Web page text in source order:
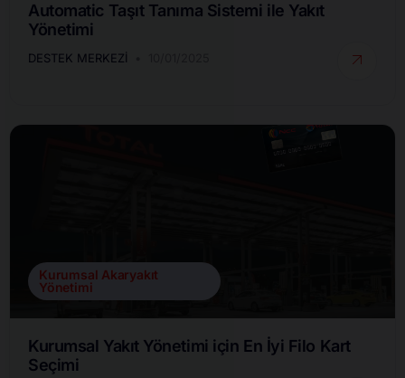
Automatic Taşıt Tanıma Sistemi ile Yakıt
Yönetimi
DESTEK MERKEZI
Kurumsal Akaryakıt
Yönetimi
Kurumsal Yakıt Yönetimi için En İyi Filo Kart
Seçimi